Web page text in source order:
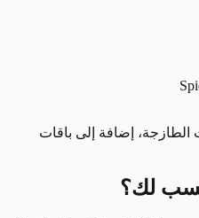
الطازجة، إضافة إلى باقات
لك؟